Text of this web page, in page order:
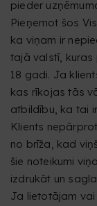
pieder
Pieņemot šos
ka viņam ir
tajā valstī, kuras
18 gadi. Ja
kas rīkojas tās
atbildību, ka tai
Klients
no brīža, kad
šie noteikumi
izdrukāt un
Ja lietotājam vai